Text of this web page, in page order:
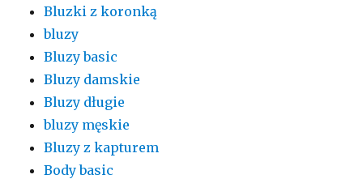
Bluzki z koronką
bluzy
Bluzy basic
Bluzy damskie
Bluzy długie
bluzy męskie
Bluzy z kapturem
Body basic